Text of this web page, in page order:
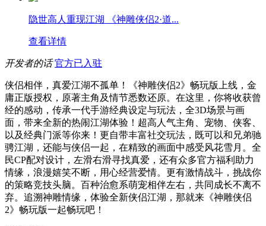
隐世高人重现江湖 《神雕侠侣2·道...
查看详情
开发者的话 官方已入驻
侠侣相伴，真爱江湖不孤单！《神雕侠侣2》畅玩版上线，金
庸正版授权，原著主角及情节悉数还原。在这里，你将收获曾
经的感动，传承一代手游经典设定与玩法，全3D场景与画
面，带来全新的热闹江湖体验！超高人气主角、宠物、侠客、
以及经典门派等你来！更自带丰富社交玩法，既可以和兄弟驰
骋江湖，还能与侠侣一起，在精致的画面中感受风花雪月。全
民CP配对设计，左滑右滑寻找真爱，还有众多官方福利助力
情缘，浪漫嬉笑不断，用心经营爱情。更有激情战斗，挑战你
的策略竞技头脑。百种治愈系萌宠相伴左右，共同成长不离不
弃。追溯神雕情缘，体验全新侠侣江湖，那就来《神雕侠侣
2》畅玩版一起畅玩吧！